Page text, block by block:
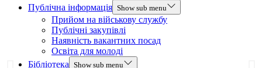
Публічна інформація Show sub menu
Прийом на військову службу
Публічні закупівлі
Наявність вакантних посад
Освіта для молоді
Бібліотека Show sub menu